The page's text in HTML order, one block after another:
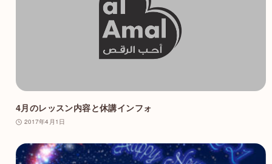
4月のレッスン内容と休講インフォ
2017年4月1日